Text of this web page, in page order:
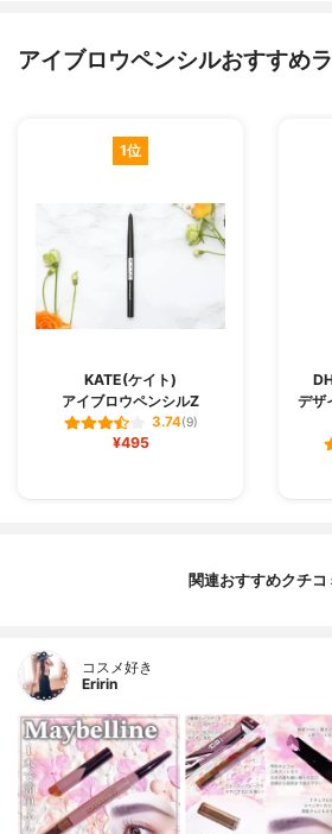
アイブロウペンシルおすすめ
1位
KATE(ケイト)
アイブロウペンシルZ
3.74(9)
¥495
デザ
関連おすすめクチコ
コスメ好き
Eririn